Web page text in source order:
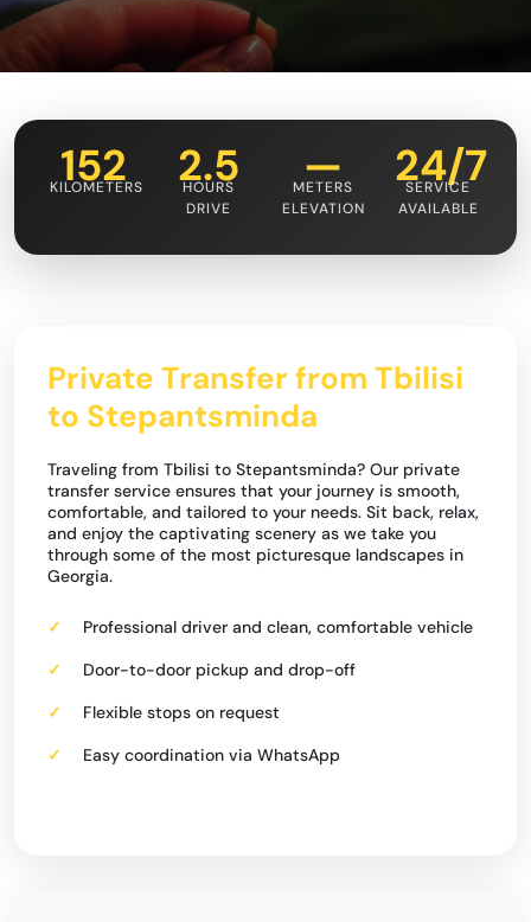
152
KILOMETERS 2.5
HOURS
DRIVE
—
METERS
ELEVATION
24/7
SERVICE
AVAILABLE
Private Transfer from Tbilisi
to Stepantsminda
Traveling from Tbilisi to Stepantsminda? Our private
transfer service ensures that your journey is smooth,
comfortable, and tailored to your needs. Sit back, relax,
and enjoy the captivating scenery as we take you
through some of the most picturesque landscapes in
Georgia.
Professional driver and clean, comfortable vehicle
Door-to-door pickup and drop-off
Flexible stops on request
Easy coordination via WhatsApp